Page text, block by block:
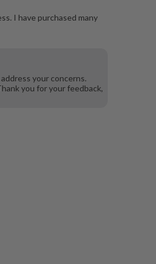
I have purchased many
your concerns.
you for your feedback,